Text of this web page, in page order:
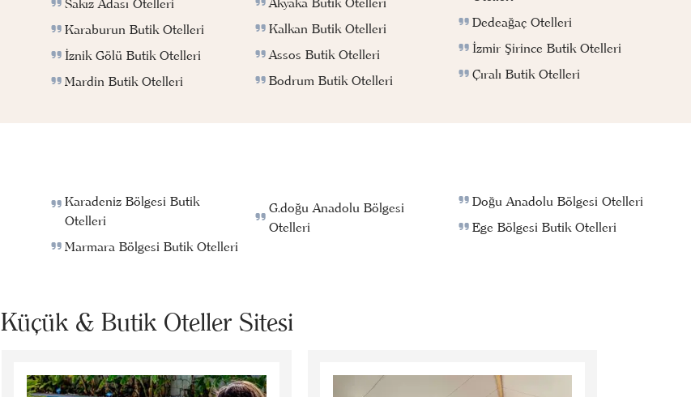
Sakız Adası Otelleri
Karaburun Butik Otelleri
İznik Gölü Butik Otelleri
Mardin Butik Otelleri
Kalkan Butik Otelleri
Assos Butik Otelleri
Bodrum Butik Otelleri
Dedeağaç Otelleri
İzmir Şirince Butik Otelleri
Çıralı Butik Otelleri
Karadeniz Bölgesi Butik
Otelleri
Marmara Bölgesi Butik Otelleri
G.doğu Anadolu Bölgesi
Otelleri
Doğu Anadolu Bölgesi Otelleri
Ege Bölgesi Butik Otelleri
Küçük & Butik Oteller Sitesi